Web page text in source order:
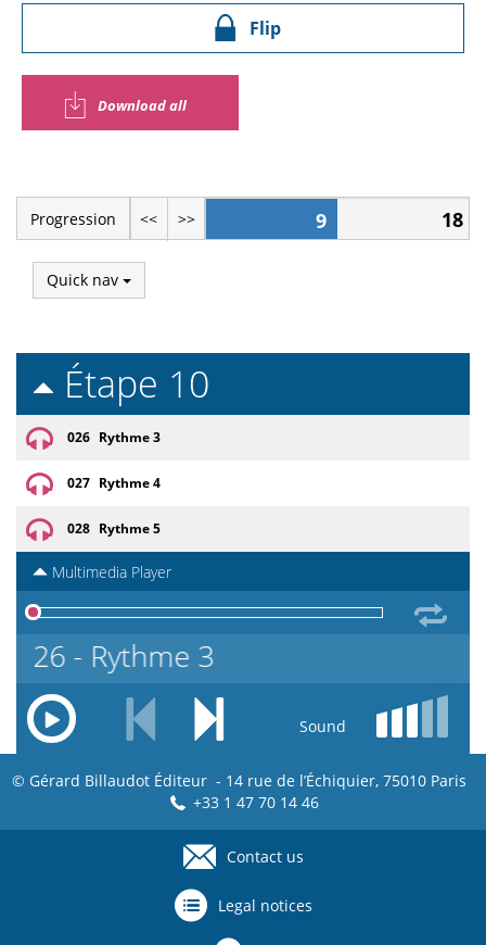
Flip
Download all
Progression << >> 9 18
Quick nav
Étape 10
026 Rythme 3
027 Rythme 4
028 Rythme 5
Multimedia Player
026 - Rythme 3
Sound
© Gérard Billaudot Éditeur - 14 rue de l’Échiquier, 75010 Paris
+33 1 47 70 14 46
Contact us
Legal notices